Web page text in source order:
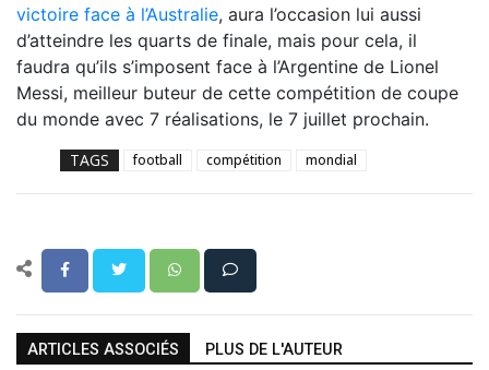
victoire face à l’Australie, aura l’occasion lui aussi
d’atteindre les quarts de finale, mais pour cela, il
faudra qu’ils s’imposent face à l’Argentine de Lionel
Messi, meilleur buteur de cette compétition de coupe
du monde avec 7 réalisations, le 7 juillet prochain.
TAGS football compétition mondial
ARTICLES ASSOCIÉS PLUS DE L'AUTEUR